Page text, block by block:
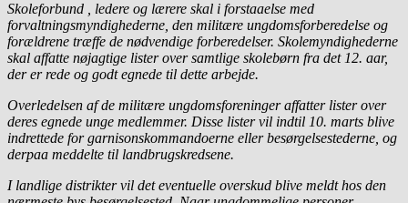
Skoleforbund , ledere og lærere skal i forstaaelse med
forvaltningsmyndighederne, den militære ungdomsforberedelse og
forældrene træffe de nødvendige forberedelser. Skolemyndighederne
skal affatte nøjagtige lister over samtlige skolebørn fra det 12. aar,
der er rede og godt egnede til dette arbejde.
Overledelsen af de militære ungdomsforeninger affatter lister over
deres egnede unge medlemmer. Disse lister vil indtil 10. marts blive
indrettede for garnisonskommandoerne eller besørgelsestederne, og
derpaa meddelte til landbrugskredsene.
I landlige distrikter vil det eventuelle overskud blive meldt hos den